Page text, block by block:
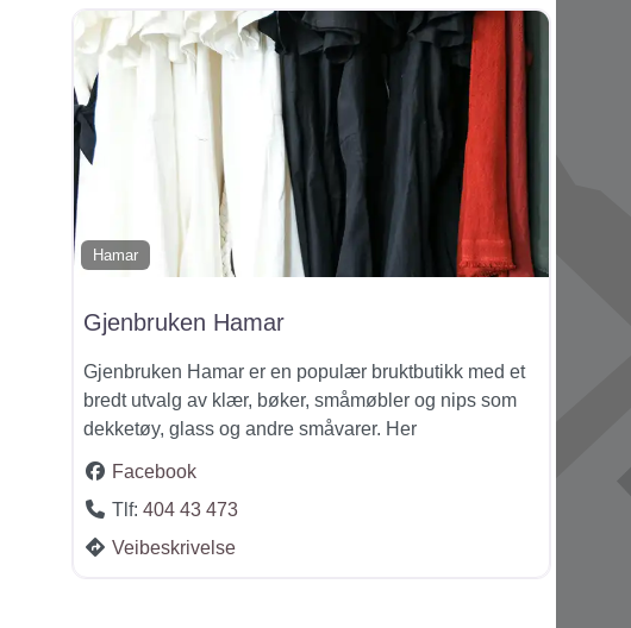
Hamar
Gjenbruken Hamar
Gjenbruken Hamar er en populær bruktbutikk med et
bredt utvalg av klær, bøker, småmøbler og nips som
dekketøy, glass og andre småvarer. Her
Facebook
Tlf: 404 43 473
Veibeskrivelse